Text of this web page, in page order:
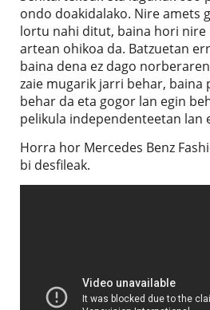
ondo doakidalako. Nire amets
lortu nahi ditut, baina hori nire
artean ohikoa da. Batzuetan
baina dena ez dago
zaie mugarik jarri behar, baina
behar da eta gogor lan egin
pelikula independenteetan lan
Horra hor Mercedes Benz
bi desfileak.